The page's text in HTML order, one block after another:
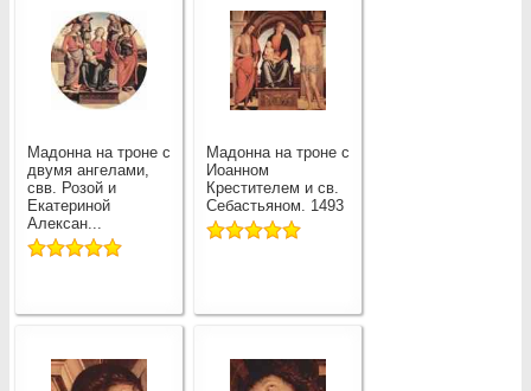
Мадонна на троне с
двумя ангелами,
свв. Розой и
Екатериной
Алексан...
Мадонна на троне с
Иоанном
Крестителем и св.
Себастьяном. 1493